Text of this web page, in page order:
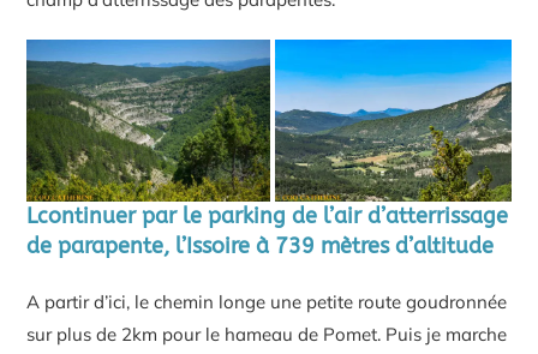
Lcontinuer par le parking de l’air d’atterrissage
de parapente, l’Issoire à 739 mètres d’altitude
A partir d’ici, le chemin longe une petite route goudronnée
sur plus de 2km pour le hameau de Pomet. Puis je marche